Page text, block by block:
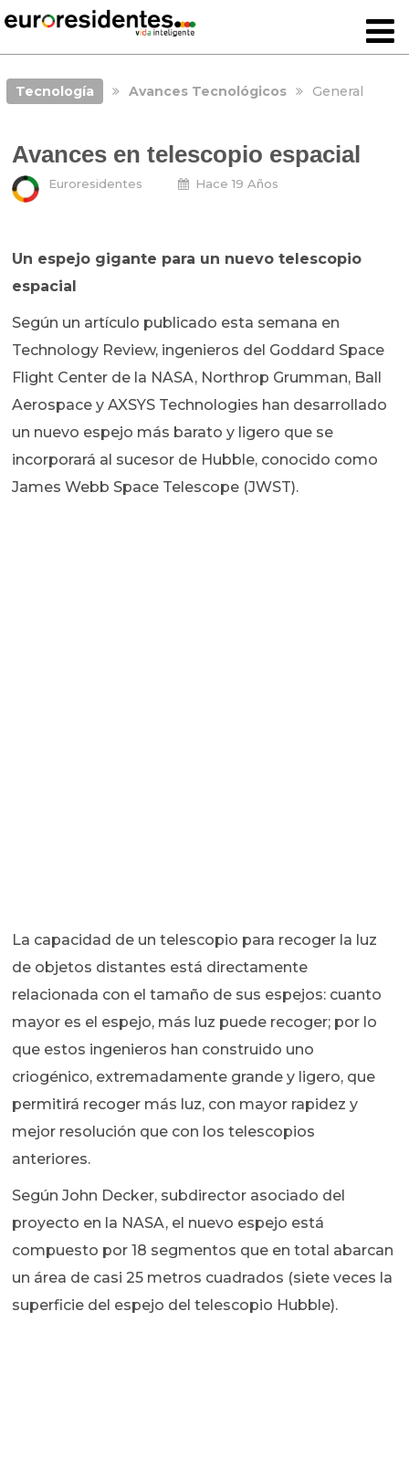
Tecnología Avances Tecnológicos General
Avances en telescopio espacial
Euroresidentes Hace 19 Años
Un espejo gigante para un nuevo telescopio
espacial
Según un artículo publicado esta semana en
Technology Review, ingenieros del Goddard Space
Flight Center de la NASA, Northrop Grumman, Ball
Aerospace y AXSYS Technologies han desarrollado
un nuevo espejo más barato y ligero que se
incorporará al sucesor de Hubble, conocido como
James Webb Space Telescope (JWST).
La capacidad de un telescopio para recoger la luz
de objetos distantes está directamente
relacionada con el tamaño de sus espejos: cuanto
mayor es el espejo, más luz puede recoger; por lo
que estos ingenieros han construido uno
criogénico, extremadamente grande y ligero, que
permitirá recoger más luz, con mayor rapidez y
mejor resolución que con los telescopios
anteriores.
Según John Decker, subdirector asociado del
proyecto en la NASA, el nuevo espejo está
compuesto por 18 segmentos que en total abarcan
un área de casi 25 metros cuadrados (siete veces la
superficie del espejo del telescopio Hubble).